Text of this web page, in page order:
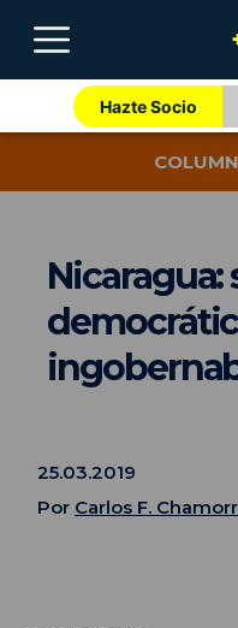
Hazte Socio
Nicaragua:
25.03.2019
Por Carlos F.